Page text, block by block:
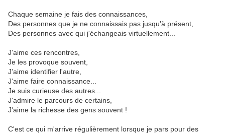
Chaque semaine je fais des connaissances,
Des personnes que je ne connaissais pas jusqu'à présent,
Des personnes avec qui j'échangeais virtuellement...
J'aime ces rencontres,
Je les provoque souvent,
J'aime identifier l'autre,
J'aime faire connaissance...
Je suis curieuse des autres...
J'admire le parcours de certains,
J'aime la richesse des gens souvent !
C'est ce qui m'arrive régulièrement lorsque je pars pour des